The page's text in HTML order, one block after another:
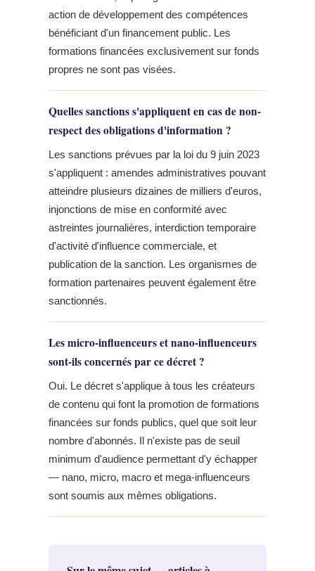
action de développement des compétences
bénéficiant d'un financement public. Les
formations financées exclusivement sur fonds
propres ne sont pas visées.
Quelles sanctions s'appliquent en cas de non-
respect des obligations d'information ?
Les sanctions prévues par la loi du 9 juin 2023
s'appliquent : amendes administratives pouvant
atteindre plusieurs dizaines de milliers d'euros,
injonctions de mise en conformité avec
astreintes journalières, interdiction temporaire
d'activité d'influence commerciale, et
publication de la sanction. Les organismes de
formation partenaires peuvent également être
sanctionnés.
Les micro-influenceurs et nano-influenceurs
sont-ils concernés par ce décret ?
Oui. Le décret s'applique à tous les créateurs
de contenu qui font la promotion de formations
financées sur fonds publics, quel que soit leur
nombre d'abonnés. Il n'existe pas de seuil
minimum d'audience permettant d'y échapper
— nano, micro, macro et mega-influenceurs
sont soumis aux mêmes obligations.